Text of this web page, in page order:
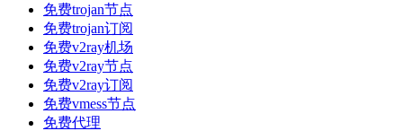
免费trojan节点
免费trojan订阅
免费v2ray机场
免费v2ray节点
免费v2ray订阅
免费vmess节点
免费代理